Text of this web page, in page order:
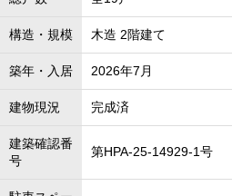
構造・規模 木造 2階建て
築年・入居 2026年7月
建物現況 完成済
建築確認番
号
第HPA-25-14929-1号